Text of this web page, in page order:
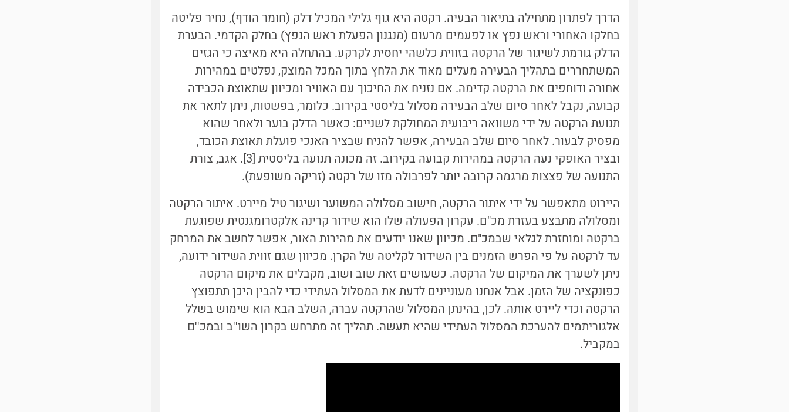
הדרך לפתרון מתחילה בתיאור הבעיה. רקטה היא גוף גלילי המכיל דלק (חומר הודף), נחיר פליטה
בחלקו האחורי וראש נפץ או לפעמים מרעום (מנגנון הפעלת ראש הנפץ) בחלק הקדמי. הבערת
הדלק גורמת לשיגור של הרקטה בזווית כלשהי יחסית לקרקע. בהתחלה היא מאיצה כי הגזים
המשתחררים בתהליך הבעירה מעלים מאוד את הלחץ בתוך המכל המוצק, נפלטים במהירות
אחורה ודוחפים את הרקטה קדימה. אם נזניח את החיכוך עם האוויר ומכיוון שתאוצת הכבידה
קבועה, נקבל לאחר סיום שלב הבעירה מסלול בליסטי בקירוב. כלומר, בפשטות, ניתן לתאר את
תנועת הרקטה על ידי משוואה ריבועית המחולקת לשניים: כאשר הדלק בוער ולאחר שהוא
מפסיק לבעור. לאחר סיום שלב הבעירה, אפשר להניח שבציר האנכי פועלת תאוצת הכובד,
ובציר האופקי נעה הרקטה במהירות קבועה בקירוב. זה מכונה תנועה בליסטית [3]. אגב, צורת
התנועה של פצצות מרגמה קרובה יותר לפרבולה מזו של רקטה (זריקה משופעת).
היירוט מתאפשר על ידי איתור הרקטה, חישוב מסלולה המשוער ושיגור טיל מיירט. איתור הרקטה
ומסלולה מתבצע בעזרת מכ"ם. עקרון הפעולה שלו הוא שידור קרינה אלקטרומגנטית שפוגעת
ברקטה ומוחזרת לגלאי שבמכ"ם. מכיוון שאנו יודעים את מהירות האור, אפשר לחשב את המרחק
עד לרקטה על פי הפרש הזמנים בין השידור לקליטה של הקרן. מכיוון שגם זווית השידור ידועה,
ניתן לשערך את המיקום של הרקטה. כשעושים זאת שוב ושוב, מקבלים את מיקום הרקטה
כפונקציה של הזמן. אבל אנחנו מעוניינים לדעת את המסלול העתידי כדי להבין היכן תתפוצץ
הרקטה וכדי ליירט אותה. לכן, בהינתן המסלול שהרקטה עברה, השלב הבא הוא שימוש בשלל
אלגוריתמים להערכת המסלול העתידי שהיא תעשה. תהליך זה מתרחש בקרון השו''ב ובמכ''ם
במקביל.